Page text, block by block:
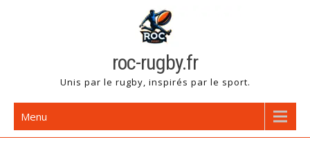
roc-rugby.fr
Unis par le rugby, inspirés par le sport.
Menu